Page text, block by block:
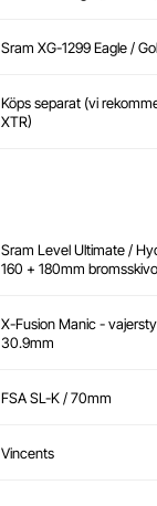
Sram XG-1299 Eagle /
Köps separat (vi
XTR)
Sram Level Ultimate /
160 + 180mm
X-Fusion Manic -
30.9mm
FSA SL-K / 70mm
Vincents